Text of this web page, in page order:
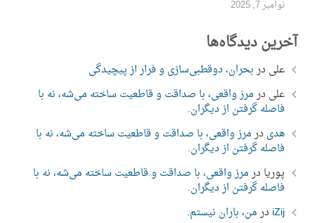
نوامبر 7, 2025
آخرین دیدگاه‌ها
علی دربحران، دوقطبی‌سازی و فرار از پیچیدگی
علی درمرز واقعی، با صداقت و قاطعیت ساخته می‌شه، نه با
فاصله گرفتن از دیگران.
هدی درمرز واقعی، با صداقت و قاطعیت ساخته می‌شه، نه با
فاصله گرفتن از دیگران.
پوریا درمرز واقعی، با صداقت و قاطعیت ساخته می‌شه، نه با
فاصله گرفتن از دیگران.
iZij درمن، باران نیستم.